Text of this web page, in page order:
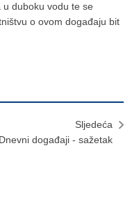
duboku vodu te se
o ovom događaju bit
Sljedeća
Dnevni događaji - sažetak